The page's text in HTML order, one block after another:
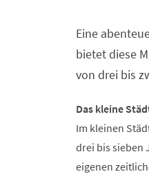
Eine
bietet diese
von drei bis
Das kleine
Im kleinen
drei bis sieben
eigenen